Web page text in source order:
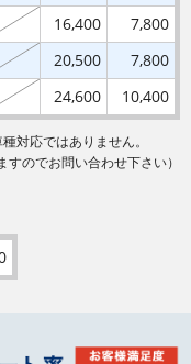
16,400 7,800
20,500 7,800
24,600 10,400
対応ではありません。
すのでお問い合わせ下さい）